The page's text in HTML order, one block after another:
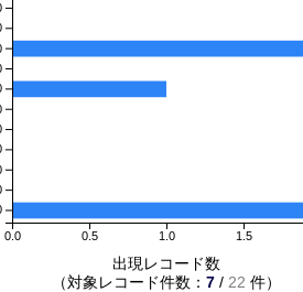
0.0 0.5 1.0 1.5
出現レコード数
（対象レコード件数： 7 / 22 件）